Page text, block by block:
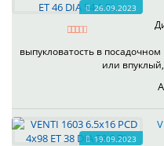
26.09.2023
выпукловатость в
или
19.09.2023